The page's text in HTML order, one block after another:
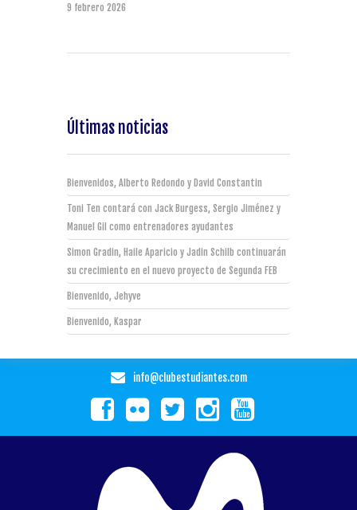
9 febrero 2026
Últimas noticias
Bienvenidos, Alberto Redondo y David Constantin
Toni Ten contará con Jack Burgess, Sergio Jiménez y
Manuel Gil como entrenadores ayudantes
Simon Gradin, Haile Aparicio y Jadin Schilb continuarán
su crecimiento en el nuevo proyecto de Segunda FEB
Bienvenido, Jehyve
Bienvenido, Kaspar
info@clubestudiantes.com